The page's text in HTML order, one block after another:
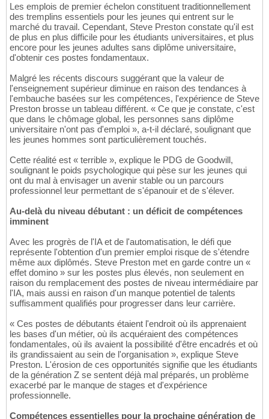
Les emplois de premier échelon constituent traditionnellement
des tremplins essentiels pour les jeunes qui entrent sur le
marché du travail. Cependant, Steve Preston constate qu'il est
de plus en plus difficile pour les étudiants universitaires, et plus
encore pour les jeunes adultes sans diplôme universitaire,
d'obtenir ces postes fondamentaux.
Malgré les récents discours suggérant que la valeur de
l'enseignement supérieur diminue en raison des tendances à
l'embauche basées sur les compétences, l'expérience de Steve
Preston brosse un tableau différent. « Ce que je constate, c'est
que dans le chômage global, les personnes sans diplôme
universitaire n'ont pas d'emploi », a-t-il déclaré, soulignant que
les jeunes hommes sont particulièrement touchés.
Cette réalité est « terrible », explique le PDG de Goodwill,
soulignant le poids psychologique qui pèse sur les jeunes qui
ont du mal à envisager un avenir stable ou un parcours
professionnel leur permettant de s'épanouir et de s'élever.
Au-delà du niveau débutant : un déficit de compétences
imminent
Avec les progrès de l'IA et de l'automatisation, le défi que
représente l'obtention d'un premier emploi risque de s'étendre
même aux diplômés. Steve Preston met en garde contre un «
effet domino » sur les postes plus élevés, non seulement en
raison du remplacement des postes de niveau intermédiaire par
l'IA, mais aussi en raison d'un manque potentiel de talents
suffisamment qualifiés pour progresser dans leur carrière.
« Ces postes de débutants étaient l'endroit où ils apprenaient
les bases d'un métier, où ils acquéraient des compétences
fondamentales, où ils avaient la possibilité d'être encadrés et où
ils grandissaient au sein de l'organisation », explique Steve
Preston. L'érosion de ces opportunités signifie que les étudiants
de la génération Z se sentent déjà mal préparés, un problème
exacerbé par le manque de stages et d'expérience
professionnelle.
Compétences essentielles pour la prochaine génération de